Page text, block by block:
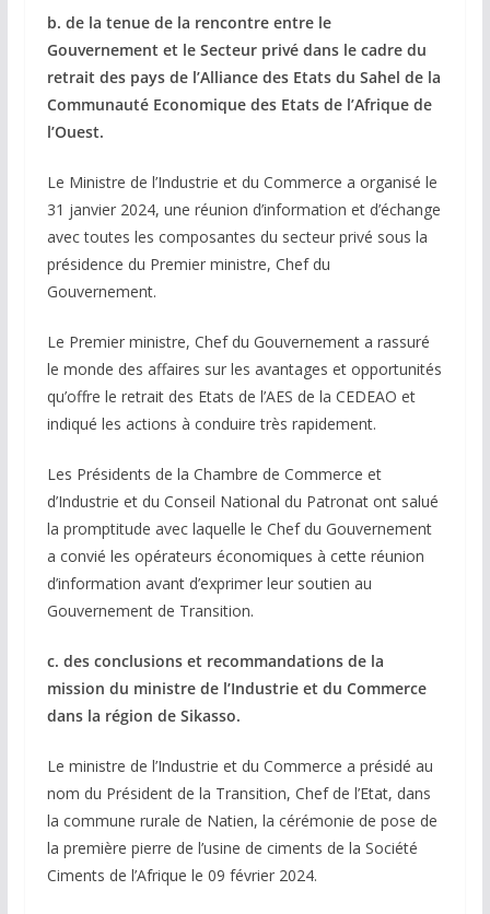
b. de la tenue de la rencontre entre le
Gouvernement et le Secteur privé dans le cadre du
retrait des pays de l’Alliance des Etats du Sahel de la
Communauté Economique des Etats de l’Afrique de
l’Ouest.
Le Ministre de l’Industrie et du Commerce a organisé le
31 janvier 2024, une réunion d’information et d’échange
avec toutes les composantes du secteur privé sous la
présidence du Premier ministre, Chef du
Gouvernement.
Le Premier ministre, Chef du Gouvernement a rassuré
le monde des affaires sur les avantages et opportunités
qu’offre le retrait des Etats de l’AES de la CEDEAO et
indiqué les actions à conduire très rapidement.
Les Présidents de la Chambre de Commerce et
d’Industrie et du Conseil National du Patronat ont salué
la promptitude avec laquelle le Chef du Gouvernement
a convié les opérateurs économiques à cette réunion
d’information avant d’exprimer leur soutien au
Gouvernement de Transition.
c. des conclusions et recommandations de la
mission du ministre de l’Industrie et du Commerce
dans la région de Sikasso.
Le ministre de l’Industrie et du Commerce a présidé au
nom du Président de la Transition, Chef de l’Etat, dans
la commune rurale de Natien, la cérémonie de pose de
la première pierre de l’usine de ciments de la Société
Ciments de l’Afrique le 09 février 2024.